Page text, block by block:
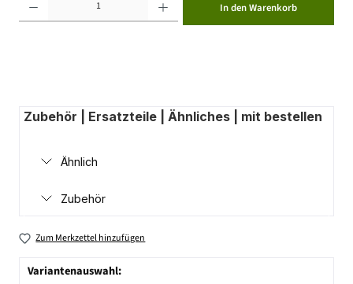
In den Warenkorb
Zubehör | Ersatzteile | Ähnliches | mit bestellen
Ähnlich
Zubehör
Zum Merkzettel hinzufügen
Variantenauswahl: